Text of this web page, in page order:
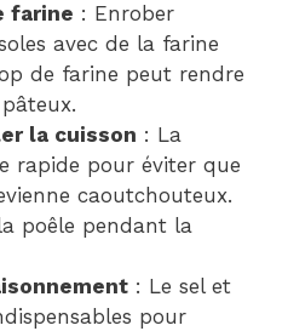
farine : Enrober
avec de la farine
de farine peut rendre
la cuisson : La
rapide pour éviter que
caoutchouteux.
poêle pendant la
: Le sel et
pour